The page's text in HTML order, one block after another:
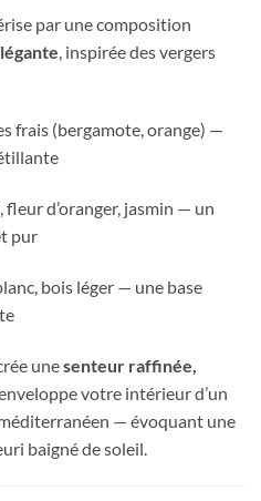
par une composition
, inspirée des vergers
frais (bergamote, orange) —
fleur d’oranger, jasmin — un
pur
bois léger — une base
unesenteur raffinée,
votre intérieur d’un
— évoquant une
baigné de soleil.